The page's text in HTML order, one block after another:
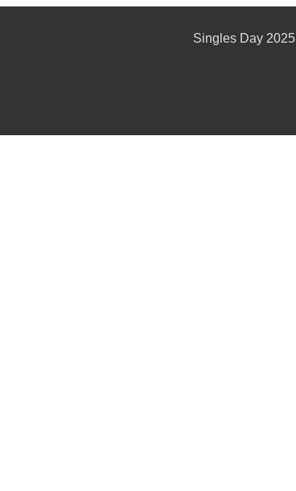
Singles Day 2025